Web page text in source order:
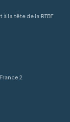
la tête de la RTBF
2